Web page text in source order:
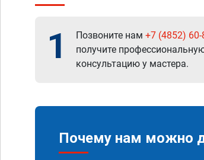
1 Позвоните нам +7 (4852) 60-
получите
консультацию у мастера.
Почему нам можно